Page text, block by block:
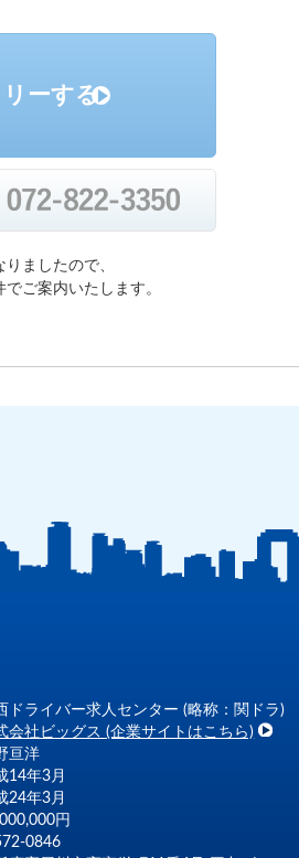
ーする
ましたので、
ご案内いたします。
ドライバー求人センター (略称：関ドラ)
会社ビッグス (企業サイトはこちら)
亘洋
14年3月
24年3月
円
0846